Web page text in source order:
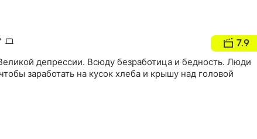
7.9
депрессии. Всюду безработица и бедность. Люди
заработать на кусок хлеба и крышу над головой